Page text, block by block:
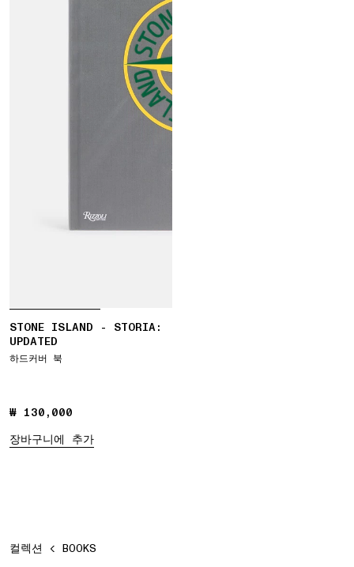
STONE ISLAND - STORIA:
UPDATED
하드커버 북
₩ 130,000
₩ 130,000
장바구니에 추가
컬렉션 BOOKS